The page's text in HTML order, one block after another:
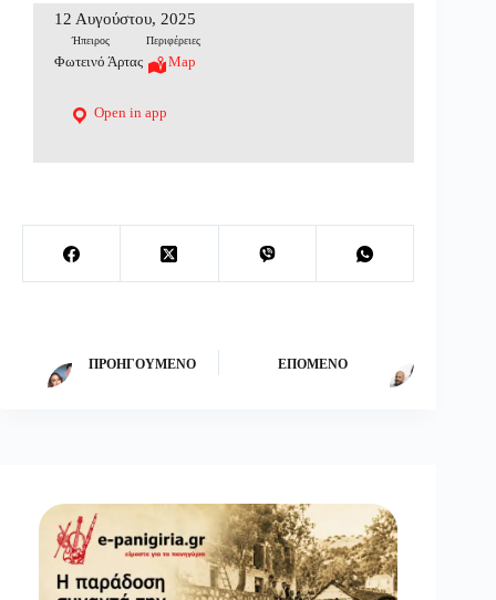
12 Αυγούστου, 2025
Ήπειρος Περιφέρειες
Φωτεινό Άρτας Map
Open in app
ΠΡΟΗΓΟΎΜΕΝΟ ΕΠΌΜΕΝΟ